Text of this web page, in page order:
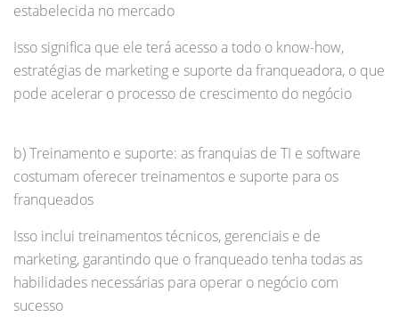
estabelecida no mercado
Isso significa que ele terá acesso a todo o know-how,
estratégias de marketing e suporte da franqueadora, o que
pode acelerar o processo de crescimento do negócio
b) Treinamento e suporte: as franquias de TI e software
costumam oferecer treinamentos e suporte para os
franqueados
Isso inclui treinamentos técnicos, gerenciais e de
marketing, garantindo que o franqueado tenha todas as
habilidades necessárias para operar o negócio com
sucesso